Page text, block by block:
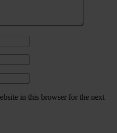
in this browser for the next